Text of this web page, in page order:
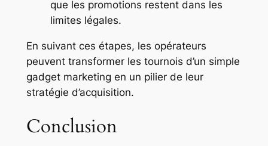
que les promotions restent dans les
limites légales.
En suivant ces étapes, les opérateurs
peuvent transformer les tournois d’un simple
gadget marketing en un pilier de leur
stratégie d’acquisition.
Conclusion